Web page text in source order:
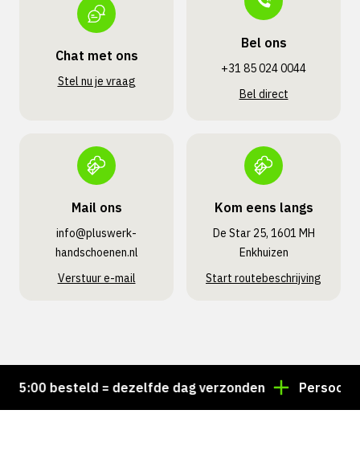
Chat met ons
Stel nu je vraag
Bel ons
+31 85 024 0044
Bel direct
Mail ons
info@pluswerk­
handschoenen.nl
Verstuur e-mail
Kom eens langs
De Star 25, 1601 MH
Enkhuizen
Start routebeschrijving
besteld = dezelfde dag verzonden Persoonlijk